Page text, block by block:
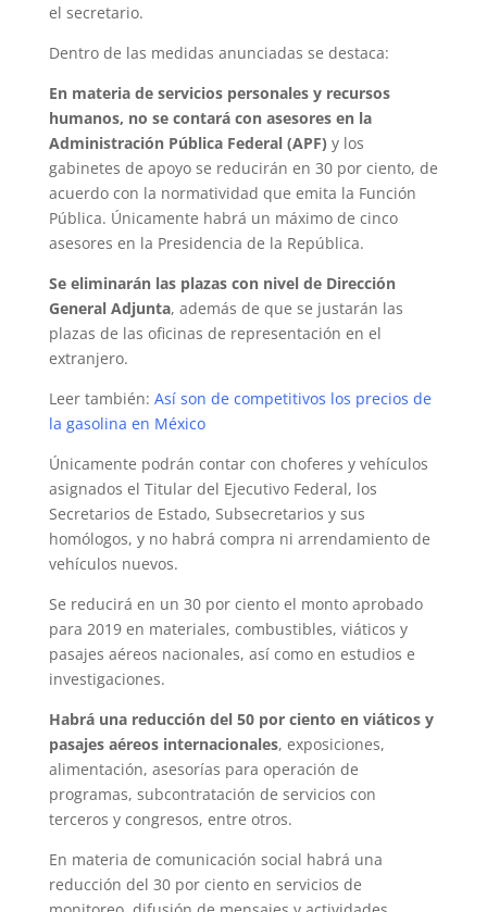
el secretario.
Dentro de las medidas anunciadas se destaca:
En materia de servicios personales y recursos
humanos, no se contará con asesores en la
Administración Pública Federal (APF) y los
gabinetes de apoyo se reducirán en 30 por ciento, de
acuerdo con la normatividad que emita la Función
Pública. Únicamente habrá un máximo de cinco
asesores en la Presidencia de la República.
Se eliminarán las plazas con nivel de Dirección
General Adjunta, además de que se justarán las
plazas de las oficinas de representación en el
extranjero.
Leer también: Así son de competitivos los precios de
la gasolina en México
Únicamente podrán contar con choferes y vehículos
asignados el Titular del Ejecutivo Federal, los
Secretarios de Estado, Subsecretarios y sus
homólogos, y no habrá compra ni arrendamiento de
vehículos nuevos.
Se reducirá en un 30 por ciento el monto aprobado
para 2019 en materiales, combustibles, viáticos y
pasajes aéreos nacionales, así como en estudios e
investigaciones.
Habrá una reducción del 50 por ciento en viáticos y
pasajes aéreos internacionales, exposiciones,
alimentación, asesorías para operación de
programas, subcontratación de servicios con
terceros y congresos, entre otros.
En materia de comunicación social habrá una
reducción del 30 por ciento en servicios de